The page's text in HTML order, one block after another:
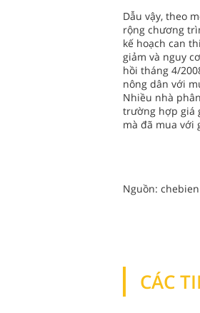
Dẫu vậy, theo
rộng chương
kế hoạch can
giảm và nguy
hồi tháng 4/
nông dân với
Nhiều nhà
trường hợp giá
mà đã mua với
Nguồn: chebien
CÁC